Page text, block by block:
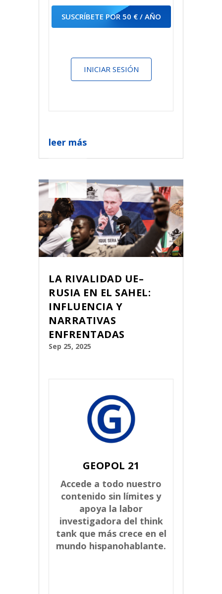
SUSCRÍBETE POR 50 € / AÑO
INICIAR SESIÓN
leer más
LA RIVALIDAD UE–
RUSIA EN EL SAHEL:
INFLUENCIA Y
NARRATIVAS
ENFRENTADAS
Sep 25, 2025
GEOPOL 21
Accede a todo nuestro
contenido sin límites y
apoya la labor
investigadora del think
tank que más crece en el
mundo hispanohablante.